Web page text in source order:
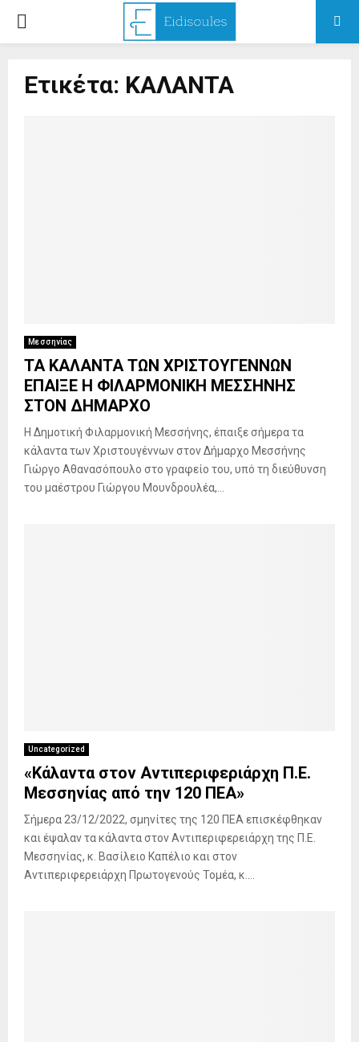
PRIMARY
Ετικέτα: ΚΑΛΑΝΤΑ
Μεσσηνίας
ΤΑ ΚΑΛΑΝΤΑ ΤΩΝ ΧΡΙΣΤΟΥΓΕΝΝΩΝ
ΕΠΑΙΞΕ Η ΦΙΛΑΡΜΟΝΙΚΗ ΜΕΣΣΗΝΗΣ
ΣΤΟΝ ΔΗΜΑΡΧΟ
Η Δημοτική Φιλαρμονική Μεσσήνης, έπαιξε σήμερα τα
κάλαντα των Χριστουγέννων στον Δήμαρχο Μεσσήνης
Γιώργο Αθανασόπουλο στο γραφείο του, υπό τη διεύθυνση
του μαέστρου Γιώργου Μουνδρουλέα,...
Uncategorized
«Κάλαντα στον Αντιπεριφεριάρχη Π.Ε.
Μεσσηνίας από την 120 ΠΕΑ»
Σήμερα 23/12/2022, σμηνίτες της 120 ΠΕΑ επισκέφθηκαν
και έψαλαν τα κάλαντα στον Αντιπεριφερειάρχη της Π.Ε.
Μεσσηνίας, κ. Βασίλειο Καπέλιο και στον
Αντιπεριφερειάρχη Πρωτογενούς Τομέα, κ....